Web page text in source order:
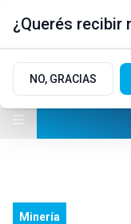
Minería
¿Querés
NO, GRACIAS